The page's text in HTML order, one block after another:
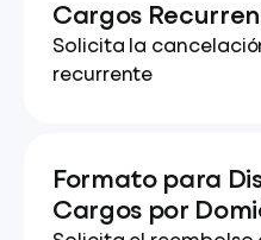
Cargos
Solicita la
recurrente
Formato para
Cargos por